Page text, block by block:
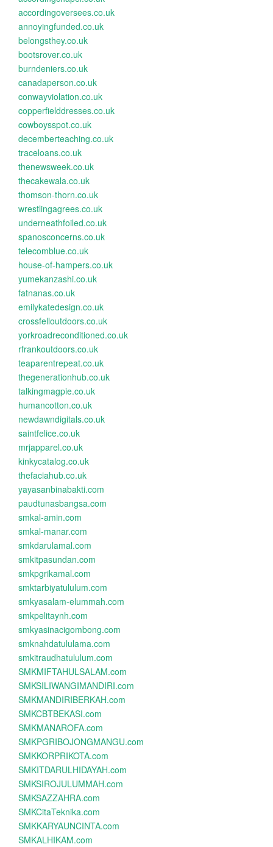
accordingoversees.co.uk
annoyingfunded.co.uk
belongsthey.co.uk
bootsrover.co.uk
burndeniers.co.uk
canadaperson.co.uk
conwayviolation.co.uk
copperfielddresses.co.uk
cowboysspot.co.uk
decemberteaching.co.uk
traceloans.co.uk
thenewsweek.co.uk
thecakewala.co.uk
thomson-thorn.co.uk
wrestlingagrees.co.uk
underneathfoiled.co.uk
spanosconcerns.co.uk
telecomblue.co.uk
house-of-hampers.co.uk
yumekanzashi.co.uk
fatnanas.co.uk
emilykatedesign.co.uk
crossfelloutdoors.co.uk
yorkroadreconditioned.co.uk
rfrankoutdoors.co.uk
teaparentrepeat.co.uk
thegenerationhub.co.uk
talkingmagpie.co.uk
humancotton.co.uk
newdawndigitals.co.uk
saintfelice.co.uk
mrjapparel.co.uk
kinkycatalog.co.uk
thefaciahub.co.uk
yayasanbinabakti.com
paudtunasbangsa.com
smkal-amin.com
smkal-manar.com
smkdarulamal.com
smkitpasundan.com
smkpgrikamal.com
smktarbiyatululum.com
smkyasalam-elummah.com
smkpelitaynh.com
smkyasinacigombong.com
smknahdatululama.com
smkitraudhatululum.com
SMKMIFTAHULSALAM.com
SMKSILIWANGIMANDIRI.com
SMKMANDIRIBERKAH.com
SMKCBTBEKASI.com
SMKMANAROFA.com
SMKPGRIBOJONGMANGU.com
SMKKORPRIKOTA.com
SMKITDARULHIDAYAH.com
SMKSIROJULUMMAH.com
SMKSAZZAHRA.com
SMKCitaTeknika.com
SMKKARYAUNCINTA.com
SMKALHIKAM.com